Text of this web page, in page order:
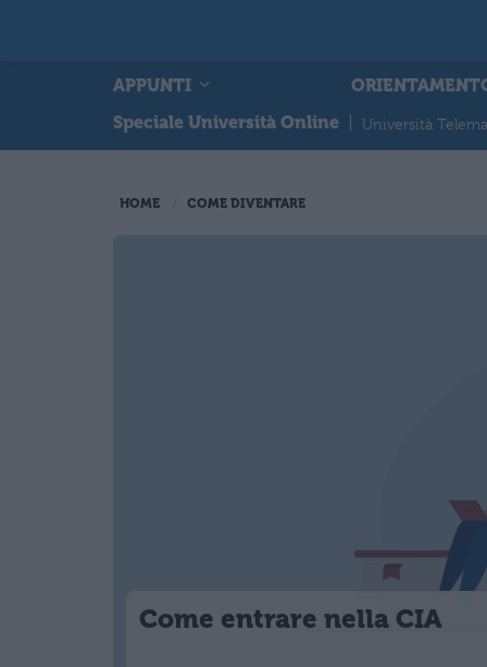
APPUNTI
Speciale Università Online
Università
HOME COME DIVENTARE
Come entrare nella CIA